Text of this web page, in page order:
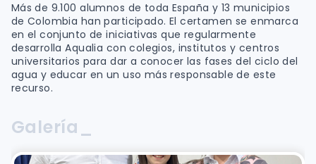
Más de 9.100 alumnos de toda España y 13 municipios
de Colombia han participado. El certamen se enmarca
en el conjunto de iniciativas que regularmente
desarrolla Aqualia con colegios, institutos y centros
universitarios para dar a conocer las fases del ciclo del
agua y educar en un uso más responsable de este
recurso.
Galería_